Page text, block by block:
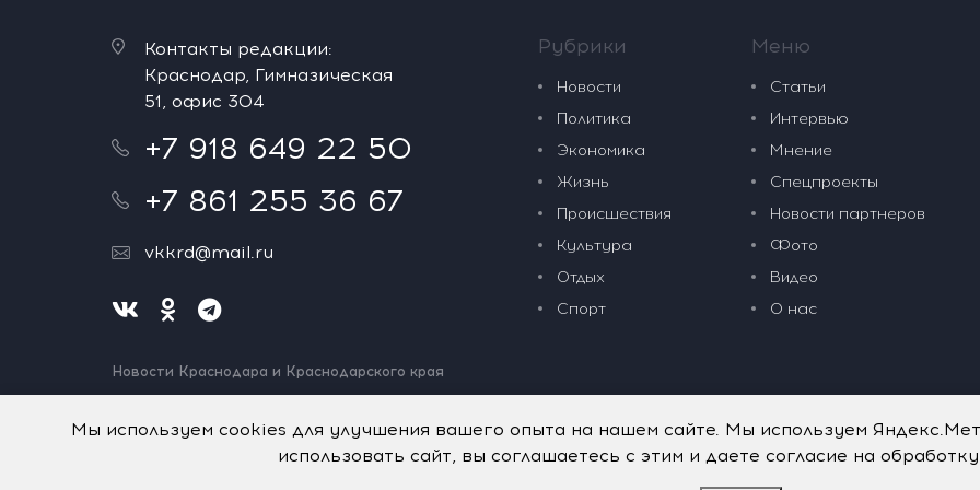
Контакты редакции:
Краснодар, Гимназическая
51, офис 304
+7 918 649 22 50
+7 861 255 36 67
vkkrd@mail.ru
Новости Краснодара и Краснодарского края
Нашли ошибку? Выделите и нажмите Ctrl+Enter.
Рубрики
Новости
Политика
Экономика
Жизнь
Происшествия
Культура
Отдых
Спорт
Меню
Статьи
Интервью
Мнение
Спецпроекты
Новости партнеров
Фото
Видео
О нас
Мы используем cookies для улучшения вашего опыта на нашем сайте. Мы используем
использовать сайт, вы соглашаетесь с этим и даете согласие на